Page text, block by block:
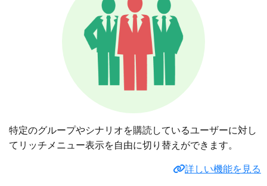
特定のグループやシナリオを購読しているユーザーに対し
てリッチメニュー表示を自由に切り替えができます。
詳しい機能を見る